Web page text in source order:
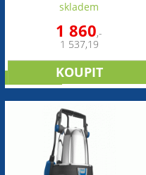
DOPRODEJ
skladem
1 860,-
1 537,19